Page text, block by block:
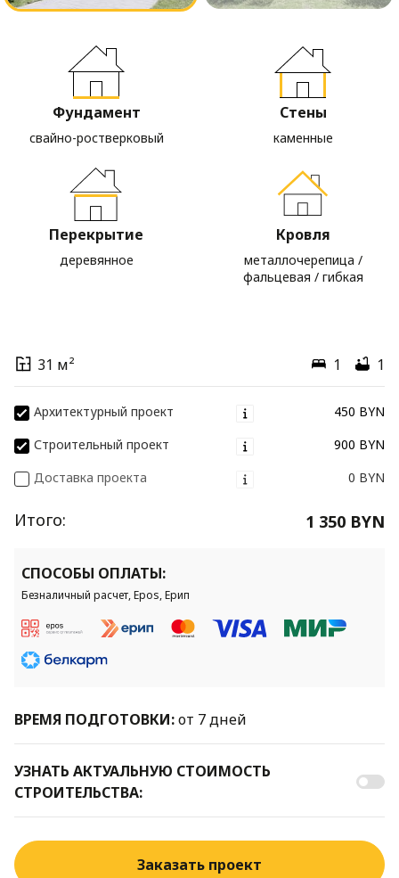
Фундамент
свайно-ростверковый
Стены
каменные
Перекрытие
деревянное
Кровля
металлочерепица /
фальцевая / гибкая
31 м² 1 1
Архитектурный проект
450 BYN
Строительный проект
900 BYN
Доставка проекта
0 BYN
Итого: 1 350 BYN
СПОСОБЫ ОПЛАТЫ:
Безналичный расчет, Epos, Ерип
ВРЕМЯ ПОДГОТОВКИ:от 7 дней
УЗНАТЬ АКТУАЛЬНУЮ СТОИМОСТЬ
СТРОИТЕЛЬСТВА:
Заказать проект